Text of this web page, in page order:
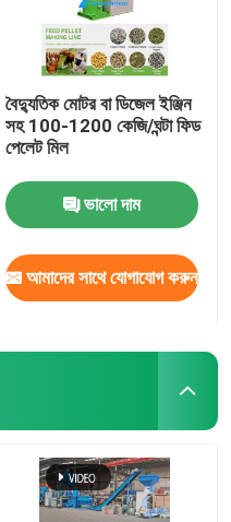
বৈদ্যুতিক মোটর বা ডিজেল ইঞ্জিন
সহ 100-1200 কেজি/ঘন্টা ফিড
পেলেট মিল
ভালো দাম
আমাদের সাথে যোগাযোগ করুন